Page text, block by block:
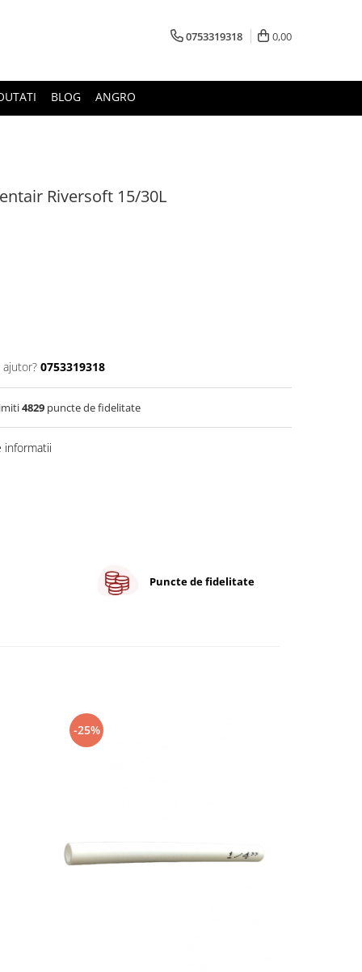
0753319318 0,00
BLOG ANGRO
Riversoft 15/30L
0753319318
4829 puncte de fidelitate
informatii
Puncte de fidelitate
-25%